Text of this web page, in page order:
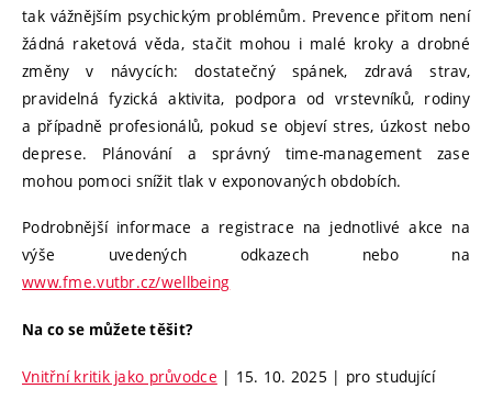
tak vážnějším psychickým problémům. Prevence přitom není
žádná raketová věda, stačit mohou i malé kroky a drobné
změny v návycích: dostatečný spánek, zdravá strav,
pravidelná fyzická aktivita, podpora od vrstevníků, rodiny
a případně profesionálů, pokud se objeví stres, úzkost nebo
deprese. Plánování a správný time-management zase
mohou pomoci snížit tlak v exponovaných obdobích.
Podrobnější informace a registrace na jednotlivé akce na
výše uvedených odkazech nebo na
www.fme.vutbr.cz/wellbeing
Na co se můžete těšit?
Vnitřní kritik jako průvodce | 15. 10. 2025 | pro studující